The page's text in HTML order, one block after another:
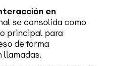
en
se consolida como
principal para
de forma
llamadas.